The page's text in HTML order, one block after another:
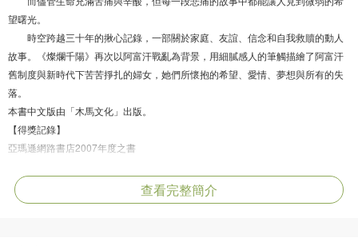
望曙光。
時空跨越三十年的揪心記錄，一部關於家庭、友誼、信念和自我救贖的動人
故事。《燦爛千陽》再次以阿富汗戰亂為背景，用細膩感人的筆觸描繪了阿富汗
舊制度與新時代下苦苦掙扎的婦女，她們所懷抱的希望、愛情、夢想與所有的失
落。
本書中文版由「木馬文化」出版。
【得獎記錄】
亞瑪遜網路書店2007年度之書
時代週刊2007 年度十大好書
邦諾書店2007 年度十大好書第一名
查看完整簡介